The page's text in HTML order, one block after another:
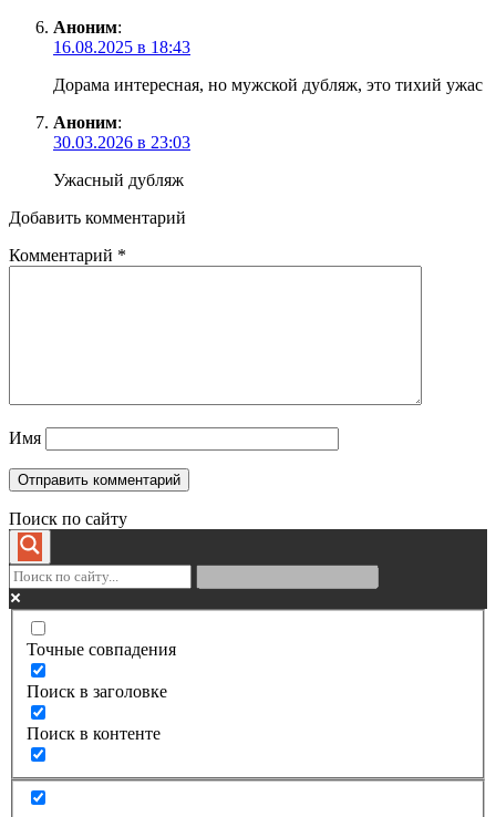
Аноним:
16.08.2025 в 18:43
Дорама интересная, но мужской дубляж, это тихий ужас
Аноним:
30.03.2026 в 23:03
Ужасный дубляж
Добавить комментарий
Комментарий *
Имя
Поиск по сайту
Точные совпадения
Поиск в заголовке
Поиск в контенте